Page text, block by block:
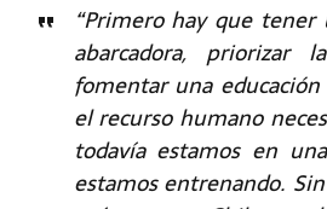
“Primero hay que tener
abarcadora, priorizar
fomentar una
el recurso humano
todavía estamos en
estamos entrenando.